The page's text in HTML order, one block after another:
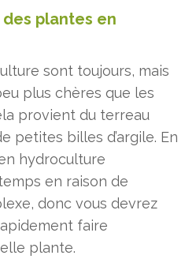
plantes en
sont toujours, mais
plus chères que les
provient du terreau
petites billes d’argile. En
hydroculture
en raison de
donc vous devrez
faire
plante.